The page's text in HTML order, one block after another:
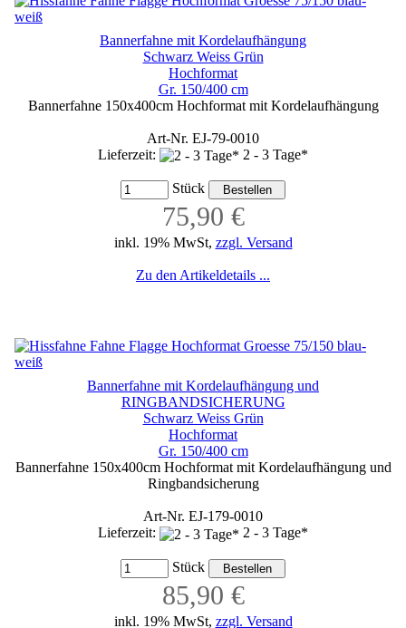
Bannerfahne mit Kordelaufhängung
Schwarz Weiss Grün
Hochformat
Gr. 150/400 cm
Bannerfahne 150x400cm Hochformat mit Kordelaufhängung
Art-Nr. EJ-79-0010
Lieferzeit:
2 - 3 Tage*
Stück
75,90 €
inkl. 19% MwSt, zzgl. Versand
Zu den Artikeldetails ...
Bannerfahne mit Kordelaufhängung und
RINGBANDSICHERUNG
Schwarz Weiss Grün
Hochformat
Gr. 150/400 cm
Bannerfahne 150x400cm Hochformat mit Kordelaufhängung und
Ringbandsicherung
Art-Nr. EJ-179-0010
Lieferzeit:
2 - 3 Tage*
Stück
85,90 €
inkl. 19% MwSt, zzgl. Versand